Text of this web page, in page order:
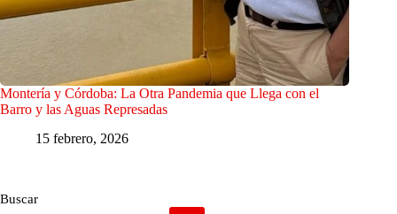
Montería y Córdoba: La Otra Pandemia que Llega con el
Barro y las Aguas Represadas
15 febrero, 2026
Buscar